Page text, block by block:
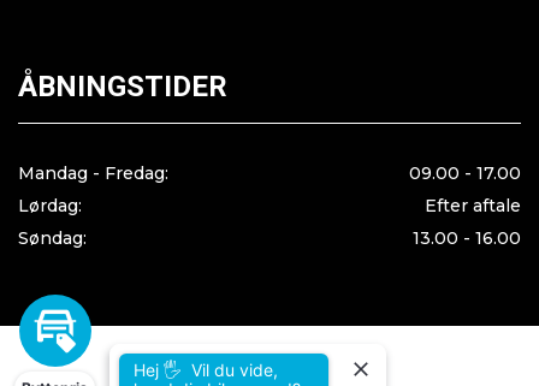
ÅBNINGSTIDER
Mandag - Fredag:
09.00 - 17.00
Lørdag:
Efter aftale
Søndag:
13.00 - 16.00
slot777
castle gacor 4d
castle dana
slot gacor maxwin
Hej 🖐 Vil du vide,